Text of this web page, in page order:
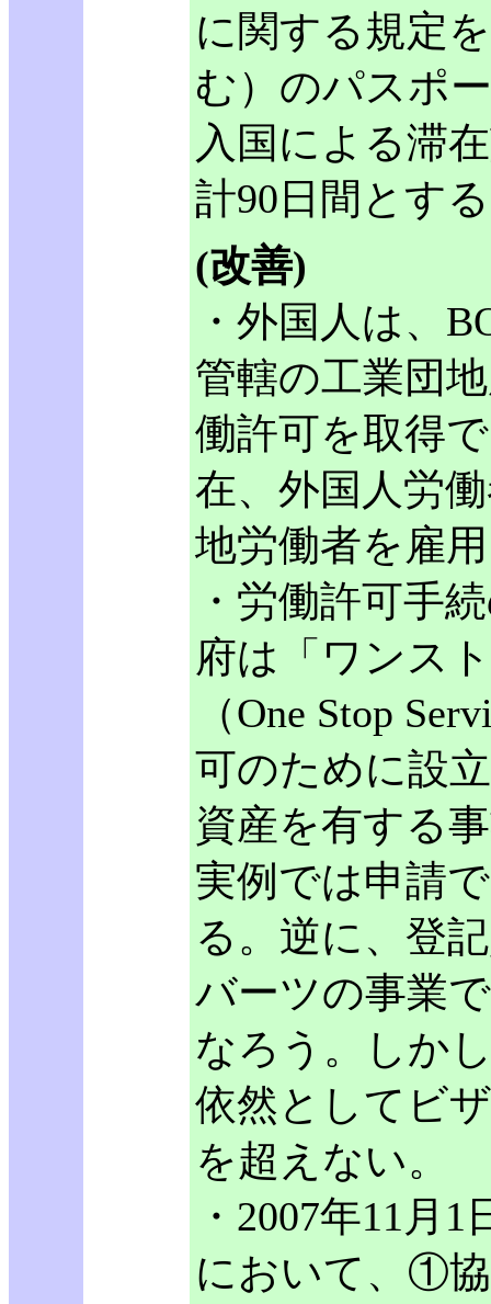
に関する規定
む）のパスポ
入国による滞
計90日間とす
(改善)
・外国人は、
管轄の工業団
働許可を取得
在、外国人労
地労働者を雇
・労働許可手
府は「ワンス
（One Stop
可のために設
資産を有する
実例では申請
る。逆に、登
バーツの事業
なろう。しか
依然としてビ
を超えない。
・2007年11月
において、①